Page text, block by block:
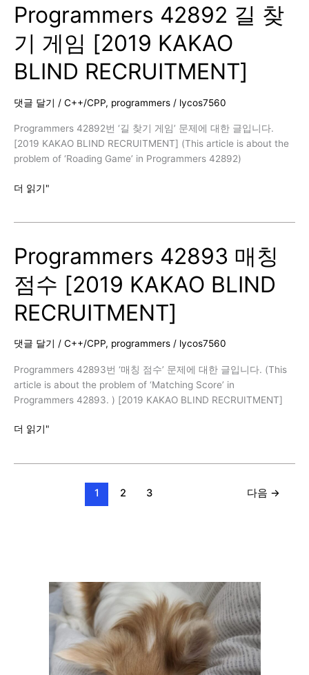
이
동
하
기
[2020
KAKAO
BLIND
Programmers 42892 길 찾
기 게임 [2019 KAKAO
BLIND RECRUITMENT]
댓글 달기 / C++/CPP, programmers / lycos7560
Programmers 42892번 ‘길 찾기 게임’ 문제에 대한 글입니다.
[2019 KAKAO BLIND RECRUITMENT] (This article is about the
problem of ‘Roading Game’ in Programmers 42892)
Programmers
기
게
임
[2019
KAKAO
BLIND
RECRUITMENT]
더 읽기"
Programmers 42893 매칭
점수 [2019 KAKAO BLIND
RECRUITMENT]
댓글 달기 / C++/CPP, programmers / lycos7560
Programmers 42893번 ‘매칭 점수’ 문제에 대한 글입니다. (This
article is about the problem of ‘Matching Score’ in
Programmers 42893. ) [2019 KAKAO BLIND RECRUITMENT]
Programmers
더 읽기"
1 2 3 다음 →